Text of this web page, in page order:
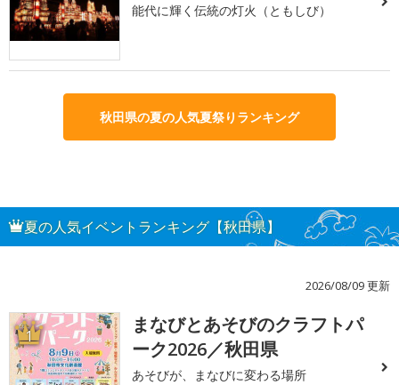
能代に輝く伝統の灯火（ともしび）
秋田県の夏の人気夏祭りランキング
夏の人気イベントランキング【秋田県】
2026/08/09 更新
1
まなびとあそびのクラフトパ
ーク2026／秋田県
あそびが、まなびに変わる場所